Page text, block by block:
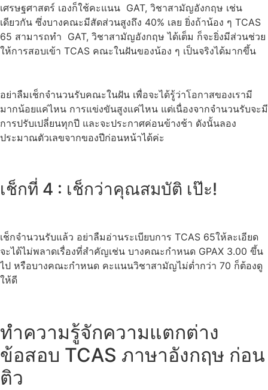
เศรษฐศาสตร์ เองก็ใช้คะแนน GAT, วิชาสามัญอังกฤษ เช่น
เดียวกัน ซึ่งบางคณะมีสัดส่วนสูงถึง 40% เลย ยิ่งถ้าน้อง ๆ TCAS
65 สามารถทำ GAT, วิชาสามัญอังกฤษ ได้เต็ม ก็จะยิ่งมีส่วนช่วย
ให้การสอบเข้า TCAS คณะในฝันของน้อง ๆ เป็นจริงได้มากขึ้น
อย่าลืมเช็กจำนวนรับคณะในฝัน เพื่อจะได้รู้ว่าโอกาสของเรามี
มากน้อยแค่ไหน การแข่งขันสูงแค่ไหน แต่เนื่องจากจำนวนรับจะมี
การปรับเปลี่ยนทุกปี และจะประกาศค่อนข้างช้า ดังนั้นลอง
ประมาณตัวเลขจากของปีก่อนหน้าได้ค่ะ
เช็กที่ 4 : เช็กว่าคุณสมบัติ เป๊ะ!
เช็กจำนวนรับแล้ว อย่าลืมอ่านระเบียบการ TCAS 65ให้ละเอียด
จะได้ไม่พลาดเรื่องที่สำคัญเช่น บางคณะกำหนด GPAX 3.00 ขึ้น
ไป หรือบางคณะกำหนด คะแนนวิชาสามัญไม่ต่ำกว่า 70 ก็ต้องดู
ให้ดี
ทำความรู้จักความแตกต่าง
ข้อสอบ TCAS ภาษาอังกฤษ ก่อน
ติว